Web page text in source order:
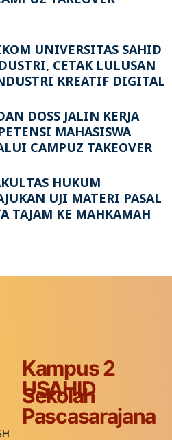
UNIVERSITAS SAHID
CETAK LULUSAN
KREATIF DIGITAL
DOSS JALIN KERJA
MAHASISWA
CAMPUZ TAKEOVER
HUKUM
UJI MATERI PASAL
TAJAM KE MAHKAMAH
Kampus 2
USAHID
Sekolah
Pascasarajana